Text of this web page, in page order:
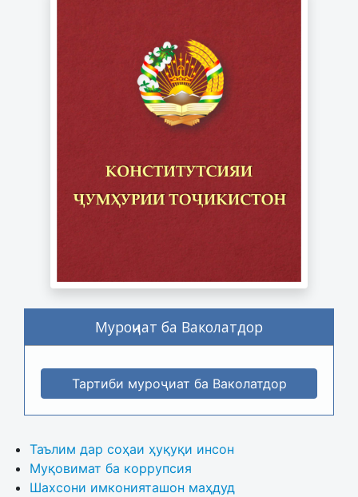
Муроҷиат ба Ваколатдор
Тартиби муроҷиат ба Ваколатдор
Таълим дар соҳаи ҳуқуқи инсон
Муқовимат ба коррупсия
Шахсони имконияташон маҳдуд